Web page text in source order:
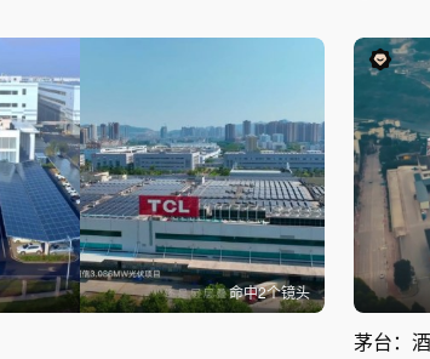
命中2个镜头
茅台：